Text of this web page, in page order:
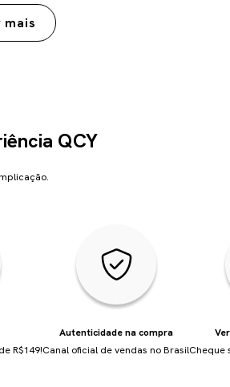
QCY
R$149!
Autenticidade na compra
Canal oficial de vendas no BrasilCheque